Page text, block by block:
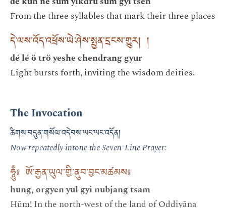
From the three syllables that mark their three places
དེ་ལས་འོད་འཕྲོས་ཡེ་ཤེས་སྤྱན་དྲངས་གྱུར། །
dé lé ö trö yeshe chendrang gyur
Light bursts forth, inviting the wisdom deities.
The Invocation
ཚིགས་བདུན་གསོལ་འདེབས་ཡང་ཡང་འདོན།
Now repeatedly intone the Seven-Line Prayer:
ཧཱུྃ༔ ཨོ་རྒྱན་ཡུལ་གྱི་ནུབ་བྱང་མཚམས༔
hung, orgyen yul gyi nubjang tsam
Hūṃ! In the north-west of the land of Oḍḍiyāna